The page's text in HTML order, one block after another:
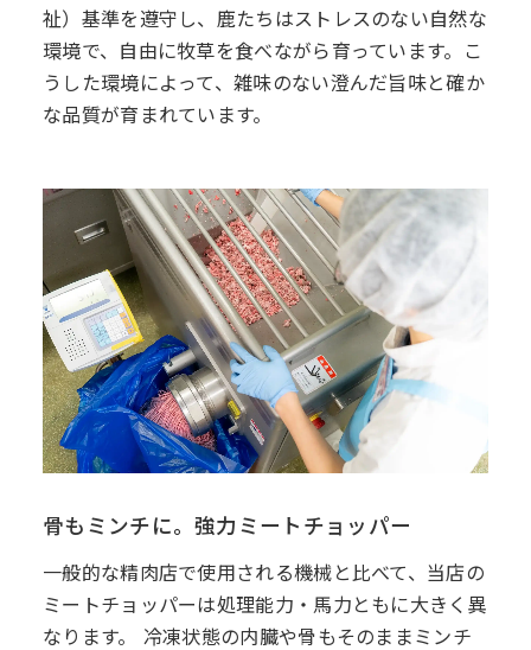
祉）基準を遵守し、鹿たちはストレスのない自然な
環境で、自由に牧草を食べながら育っています。こ
うした環境によって、雑味のない澄んだ旨味と確か
な品質が育まれています。
骨もミンチに。強力ミートチョッパー
一般的な精肉店で使用される機械と比べて、当店の
ミートチョッパーは処理能力・馬力ともに大きく異
なります。 冷凍状態の内臓や骨もそのままミンチ